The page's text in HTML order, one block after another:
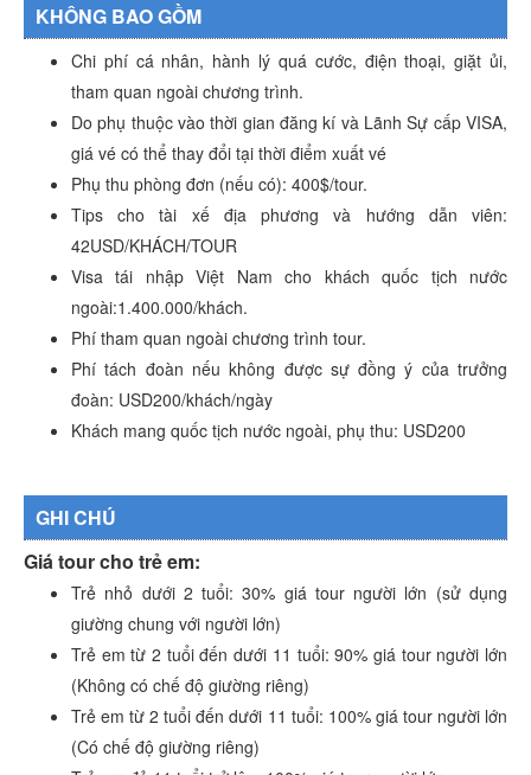
KHÔNG BAO GỒM
Chi phí cá nhân, hành lý quá cước, điện thoại, giặt ủi,
tham quan ngoài chương trình.
Do phụ thuộc vào thời gian đăng kí và Lãnh Sự cấp VISA,
giá vé có thể thay đổi tại thời điểm xuất vé
Phụ thu phòng đơn (nếu có): 400$/tour.
Tips cho tài xế địa phương và hướng dẫn viên:
42USD/KHÁCH/TOUR
Visa tái nhập Việt Nam cho khách quốc tịch nước
ngoài:1.400.000/khách.
Phí tham quan ngoài chương trình tour.
Phí tách đoàn nếu không được sự đồng ý của trưởng
đoàn: USD200/khách/ngày
Khách mang quốc tịch nước ngoài, phụ thu: USD200
GHI CHÚ
Giá tour cho trẻ em:
Trẻ nhỏ dưới 2 tuổi: 30% giá tour người lớn (sử dụng
giường chung với người lớn)
Trẻ em từ 2 tuổi đến dưới 11 tuổi: 90% giá tour người lớn
(Không có chế độ giường riêng)
Trẻ em từ 2 tuổi đến dưới 11 tuổi: 100% giá tour người lớn
(Có chế độ giường riêng)